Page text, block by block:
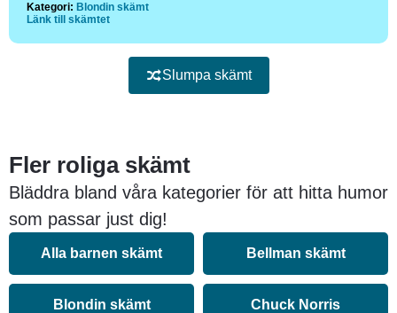
Kategori: Blondin skämt
Länk till skämtet
Slumpa skämt
Fler roliga skämt
Bläddra bland våra kategorier för att hitta humor
som passar just dig!
Alla barnen skämt Bellman skämt
Blondin skämt Chuck Norris